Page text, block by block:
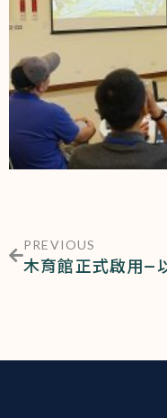
PREVIOUS